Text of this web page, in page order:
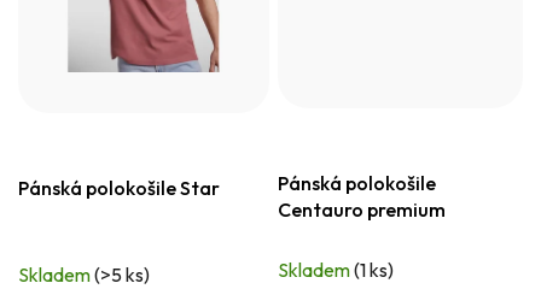
Pánská polokošile Star
Skladem(>5 ks)
Pánská polokošile
Centauro premium
Skladem(1 ks)